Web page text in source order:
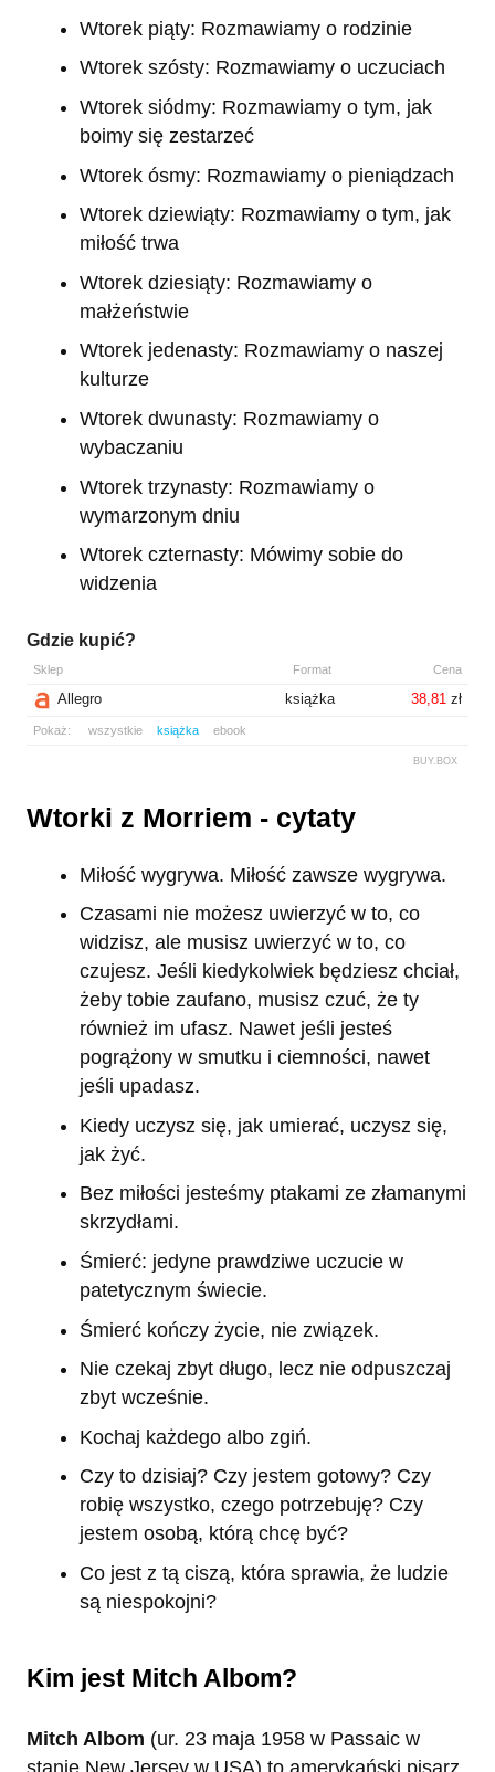
Wtorek piąty: Rozmawiamy o rodzinie
Wtorek szósty: Rozmawiamy o uczuciach
Wtorek siódmy: Rozmawiamy o tym, jak
boimy się zestarzeć
Wtorek ósmy: Rozmawiamy o pieniądzach
Wtorek dziewiąty: Rozmawiamy o tym, jak
miłość trwa
Wtorek dziesiąty: Rozmawiamy o
małżeństwie
Wtorek jedenasty: Rozmawiamy o naszej
kulturze
Wtorek dwunasty: Rozmawiamy o
wybaczaniu
Wtorek trzynasty: Rozmawiamy o
wymarzonym dniu
Wtorek czternasty: Mówimy sobie do
widzenia
Gdzie kupić?
Sklep Format Cena
Allegro książka 38,81 zł
Pokaż: wszystkie książka ebook
BUY.BOX
Wtorki z Morriem - cytaty
Miłość wygrywa. Miłość zawsze wygrywa.
Czasami nie możesz uwierzyć w to, co
widzisz, ale musisz uwierzyć w to, co
czujesz. Jeśli kiedykolwiek będziesz chciał,
żeby tobie zaufano, musisz czuć, że ty
również im ufasz. Nawet jeśli jesteś
pogrążony w smutku i ciemności, nawet
jeśli upadasz.
Kiedy uczysz się, jak umierać, uczysz się,
jak żyć.
Bez miłości jesteśmy ptakami ze złamanymi
skrzydłami.
Śmierć: jedyne prawdziwe uczucie w
patetycznym świecie.
Śmierć kończy życie, nie związek.
Nie czekaj zbyt długo, lecz nie odpuszczaj
zbyt wcześnie.
Kochaj każdego albo zgiń.
Czy to dzisiaj? Czy jestem gotowy? Czy
robię wszystko, czego potrzebuję? Czy
jestem osobą, którą chcę być?
Co jest z tą ciszą, która sprawia, że ludzie
są niespokojni?
Kim jest Mitch Albom?
Mitch Albom (ur. 23 maja 1958 w Passaic w